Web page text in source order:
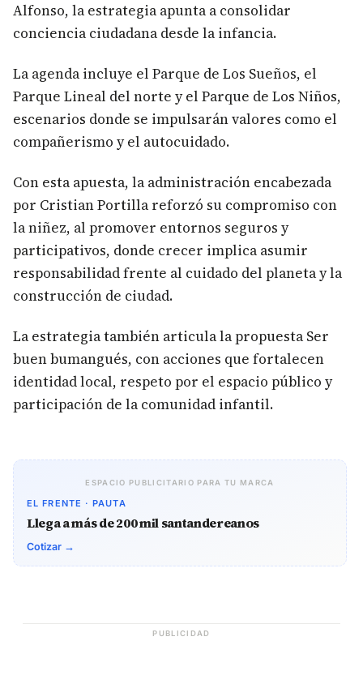
Alfonso, la estrategia apunta a consolidar
conciencia ciudadana desde la infancia.
La agenda incluye el Parque de Los Sueños, el
Parque Lineal del norte y el Parque de Los Niños,
escenarios donde se impulsarán valores como el
compañerismo y el autocuidado.
Con esta apuesta, la administración encabezada
por Cristian Portilla reforzó su compromiso con
la niñez, al promover entornos seguros y
participativos, donde crecer implica asumir
responsabilidad frente al cuidado del planeta y la
construcción de ciudad.
La estrategia también articula la propuesta Ser
buen bumangués, con acciones que fortalecen
identidad local, respeto por el espacio público y
participación de la comunidad infantil.
ESPACIO PUBLICITARIO PARA TU MARCA
EL FRENTE · PAUTA
Llega a más de 200 mil santandereanos
Cotizar →
PUBLICIDAD